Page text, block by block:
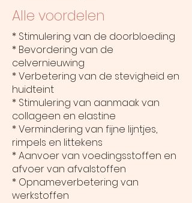
Alle voordelen
* Stimulering van de doorbloeding
* Bevordering van de
celvernieuwing
* Verbetering van de stevigheid en
huidteint
* Stimulering van aanmaak van
collageen en elastine
* Vermindering van fijne lijntjes,
rimpels en littekens
* Aanvoer van voedingsstoffen en
afvoer van afvalstoffen
* Opnameverbetering van
werkstoffen